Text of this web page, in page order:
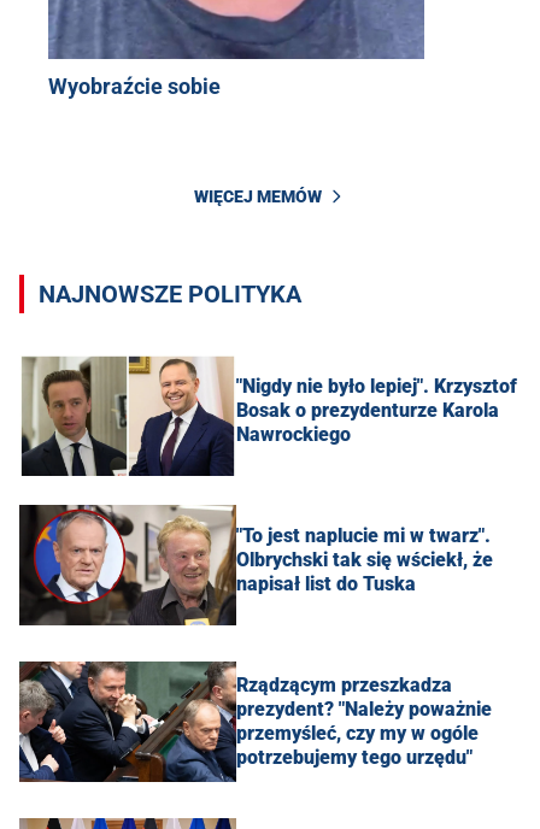
Wyobraźcie sobie
WIĘCEJ MEMÓW
NAJNOWSZE POLITYKA
"Nigdy nie było lepiej". Krzysztof
Bosak o prezydenturze Karola
Nawrockiego
"To jest naplucie mi w twarz".
Olbrychski tak się wściekł, że
napisał list do Tuska
Rządzącym przeszkadza
prezydent? "Należy poważnie
przemyśleć, czy my w ogóle
potrzebujemy tego urzędu"